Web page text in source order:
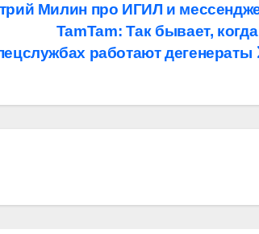
Милин про ИГИЛ и
TamTam: Так бывает,
работают дегенераты